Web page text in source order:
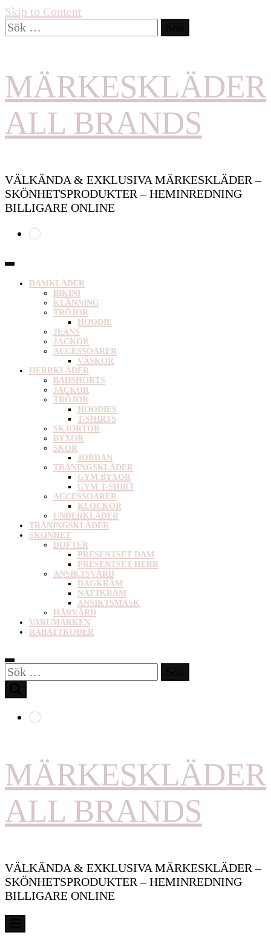
Skip to Content
Sök
efter:
MÄRKESKLÄDER
ALL BRANDS
VÄLKÄNDA & EXKLUSIVA MÄRKESKLÄDER –
SKÖNHETSPRODUKTER – HEMINREDNING
BILLIGARE ONLINE
DAMKLÄDER
BIKINI
KLÄNNING
TRÖJOR
HOODIE
JEANS
JACKOR
ACCESSOARER
VÄSKOR
HERRKLÄDER
BADSHORTS
JACKOR
TRÖJOR
HOODIES
T-SHIRTS
SKJORTOR
BYXOR
SKOR
JORDAN
TRÄNINGSKLÄDER
GYM BYXOR
GYM T-SHIRT
ACCESSOARER
KLOCKOR
UNDERKLÄDER
TRÄNINGSKLÄDER
SKÖNHET
DOFTER
PRESENTSET DAM
PRESENTSET HERR
ANSIKTSVÅRD
DAGKRÄM
NATTKRÄM
ANSIKTSMASK
HÅRVÅRD
VARUMÄRKEN
RABATTKODER
Sök
efter:
MÄRKESKLÄDER
ALL BRANDS
VÄLKÄNDA & EXKLUSIVA MÄRKESKLÄDER –
SKÖNHETSPRODUKTER – HEMINREDNING
BILLIGARE ONLINE